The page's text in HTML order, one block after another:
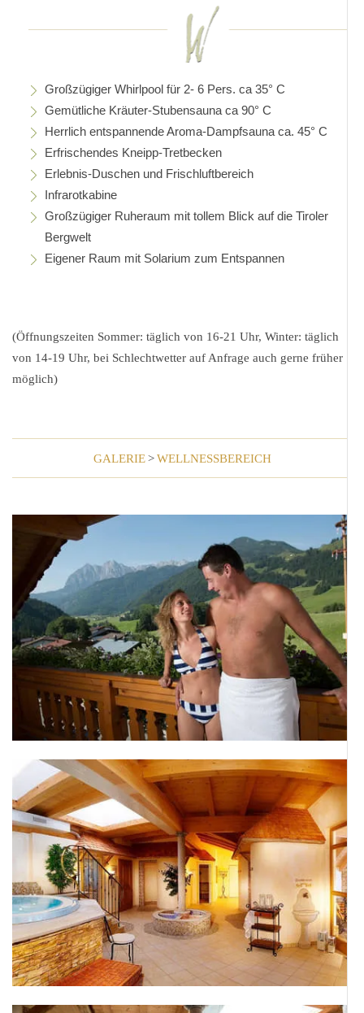
Großzügiger Whirlpool für 2- 6 Pers. ca 35° C
Gemütliche Kräuter-Stubensauna ca 90° C
Herrlich entspannende Aroma-Dampfsauna ca. 45° C
Erfrischendes Kneipp-Tretbecken
Erlebnis-Duschen und Frischluftbereich
Infrarotkabine
Großzügiger Ruheraum mit tollem Blick auf die Tiroler
Bergwelt
Eigener Raum mit Solarium zum Entspannen
(Öffnungszeiten Sommer: täglich von 16-21 Uhr, Winter: täglich
von 14-19 Uhr, bei Schlechtwetter auf Anfrage auch gerne früher
möglich)
GALERIE > WELLNESSBEREICH